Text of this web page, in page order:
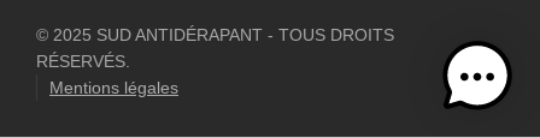
© 2025 SUD ANTIDÉRAPANT - TOUS DROITS
RÉSERVÉS.
Mentions légales